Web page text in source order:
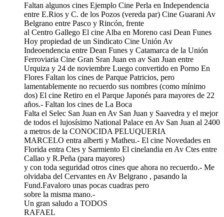
Faltan algunos cines Ejemplo Cine Perla en Independencia
entre E.Rios y C. de los Pozos (vereda par) Cine Guarani Av
Belgrano entre Pasco y Rincón, frente
al Centro Gallego El cine Alba en Moreno casi Dean Funes
Hoy propiedad de un Sindicato Cine Unión Av
Indeoendencia entre Dean Funes y Catamarca de la Unión
Ferroviaria Cine Gran Sran Juan en av San Juan entre
Urquiza y 24 de noviembre Luego convertido en Porno En
Flores Faltan los cines de Parque Patricios, pero
lamentablemente no recuerdo sus nombres (como mínimo
dos) El cine Retiro en el Parque Japonés para mayores de 22
años.- Faltan los cines de La Boca
Falta el Selec San Juan en Av San Juan y Saavedra y el mejor
de todos el lujosísimo National Palace en Av San Juan al 2400
a metros de la CONOCIDA PELUQUERIA
MARCELO entra alberti y Matheu.- El cine Novedades en
Florida entra Ctes y Sarmiento El cinelandia en Av Ctes entre
Callao y R.Peña (para mayores)
y con toda seguridad otros cines que ahora no recuerdo.- Me
olvidaba del Cervantes en Av Belgrano , pasando la
Fund.Favaloro unas pocas cuadras pero
sobre la misma mano.-
Un gran saludo a TODOS
RAFAEL